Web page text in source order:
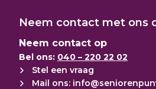
Neem contact met ons
Neem contact op
Bel ons: 040 – 220 22 02
Stel een vraag
Mail ons: